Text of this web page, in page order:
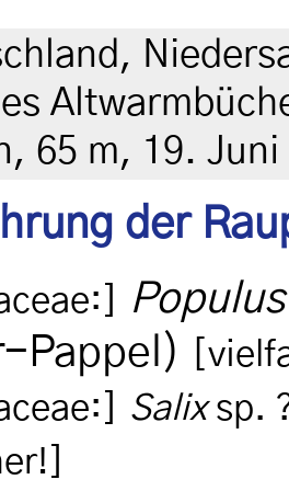
65 m, 19.
der
Pappel)
Salixsp.